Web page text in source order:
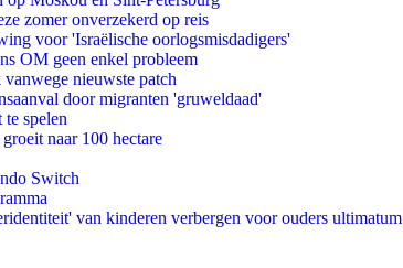
zomer onverzekerd op reis
voor 'Israëlische oorlogsmisdadigers'
OM geen enkel probleem
nieuwste patch
door migranten 'gruweldaad'
spelen
naar 100 hectare
Switch
van kinderen verbergen voor ouders ultimatum